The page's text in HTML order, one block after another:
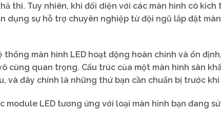
thi. Tuy nhiên, khi đối diện với các màn hình có
dụng sự hỗ trợ chuyên nghiệp từ đội ngũ lắp đặt
thống màn hình LED hoạt động hoàn chỉnh và ổn
cùng quan trọng. Cấu trúc của một màn hình sân
và đây chính là những thứ bạn cần chuẩn bị trước
module LED tương ứng với loại màn hình bạn đang